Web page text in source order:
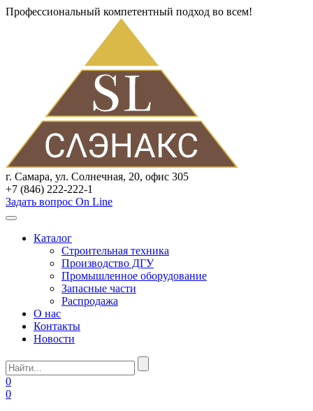
Профессиональный компетентный подход во всем!
г. Самара, ул. Солнечная, 20, офис 305
+7 (846) 222-222-1
Задать вопрос On Line
Каталог
Строительная техника
Производство ДГУ
Промышленное оборудование
Запасные части
Распродажа
О нас
Контакты
Новости
0
0